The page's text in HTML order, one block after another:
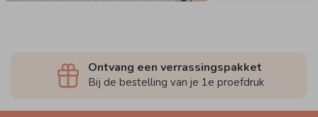
Ontvang een verrassingspakket
Bij de bestelling van je 1e proefdruk